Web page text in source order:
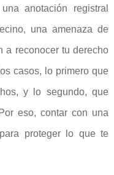
anotación registral
una amenaza de
a reconocer tu derecho
casos, lo primero que
y lo segundo, que
eso, contar con una
proteger lo que te